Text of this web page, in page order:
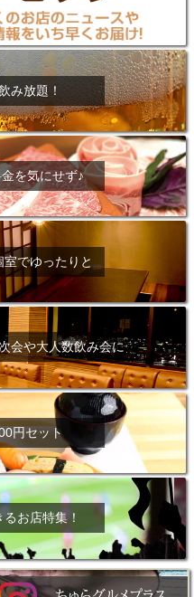
み放題！
を気にせず♪
でゆったりと
会や大人数飲み会に
円セット
お店特集！